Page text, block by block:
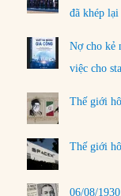
đã khép lại
Nợ cho kẻ
việc cho
Thế giới
Thế giới
06/08/